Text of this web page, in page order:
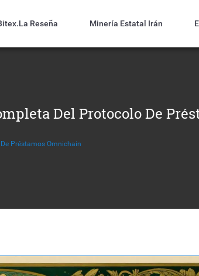
Reseña Minería Estatal Irán
Del Protocolo De
Préstamos Omnichain